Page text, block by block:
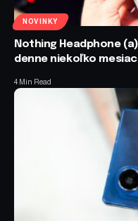
NOVINKY
Nothing Headphone
denne niekoľko
4 Min Read